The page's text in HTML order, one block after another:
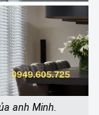
anh Minh.